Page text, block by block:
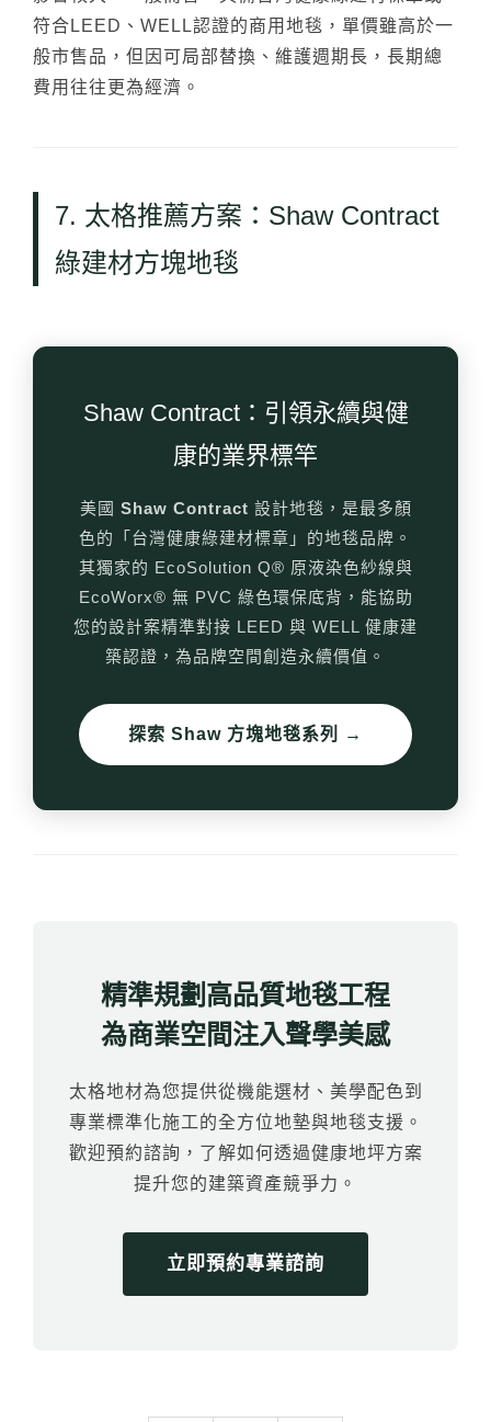
符合LEED、WELL認證的商用地毯，單價雖高於一
般市售品，但因可局部替換、維護週期長，長期總
費用往往更為經濟。
7. 太格推薦方案：Shaw Contract
綠建材方塊地毯
Shaw Contract：引領永續與健
康的業界標竿
美國 Shaw Contract 設計地毯，是最多顏
色的「台灣健康綠建材標章」的地毯品牌。
其獨家的 EcoSolution Q® 原液染色紗線與
EcoWorx® 無 PVC 綠色環保底背，能協助
您的設計案精準對接 LEED 與 WELL 健康建
築認證，為品牌空間創造永續價值。
探索 Shaw 方塊地毯系列 →
精準規劃高品質地毯工程
為商業空間注入聲學美感
太格地材為您提供從機能選材、美學配色到
專業標準化施工的全方位地墊與地毯支援。
歡迎預約諮詢，了解如何透過健康地坪方案
提升您的建築資產競爭力。
立即預約專業諮詢